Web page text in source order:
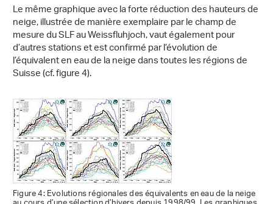
Le même graphique avec la forte réduction des hauteurs de
neige, illustrée de manière exemplaire par le champ de
mesure du SLF au Weissfluhjoch, vaut également pour
d’autres stations et est confirmé par l’évolution de
l’équivalent en eau de la neige dans toutes les régions de
Suisse (cf. figure 4).
Figure 4: Evolutions régionales des équivalents en eau de la neige